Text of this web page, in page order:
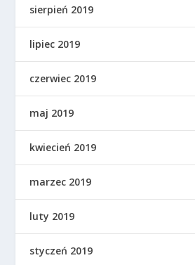
sierpień 2019
lipiec 2019
czerwiec 2019
maj 2019
kwiecień 2019
marzec 2019
luty 2019
styczeń 2019